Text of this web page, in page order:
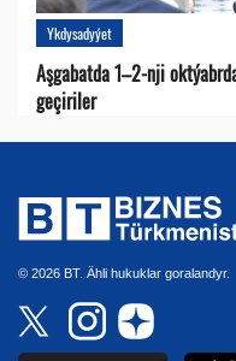
Ykdysadyýet
Aşgabatda 1–2-nji
geçiriler
© 2026 BT. Ähli hukuklar goralandyr.